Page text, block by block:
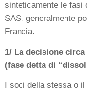
sinteticamente le fasi
SAS, generalmente
Francia.
1/ La decisione
(fase detta di
I soci della stessa o